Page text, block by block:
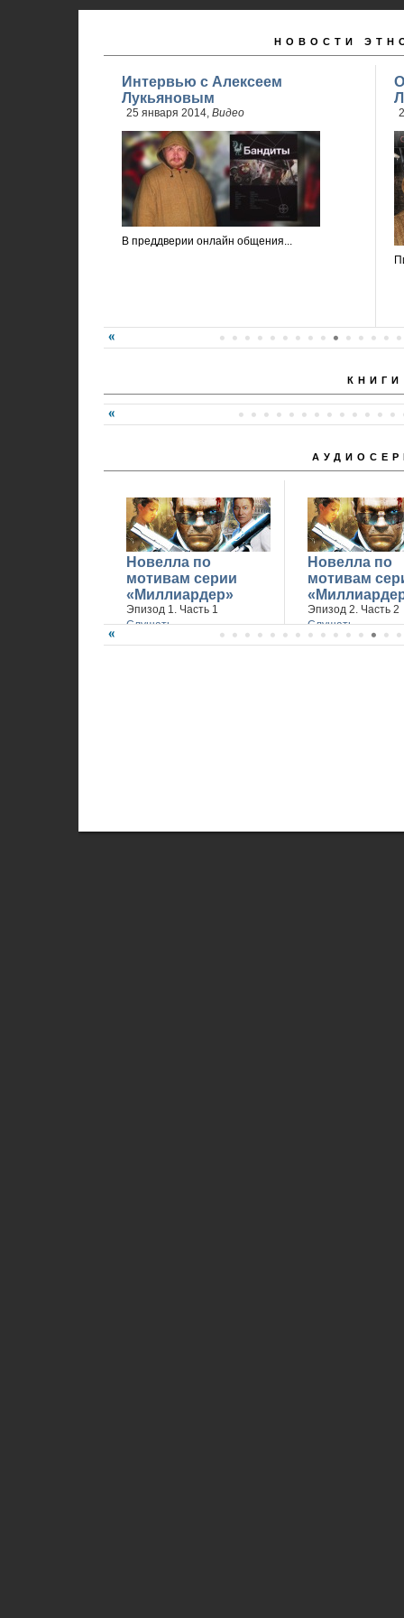
НОВОСТИ
Интервью с Алексеем
Лукьяновым
25 января 2014, Видео
В преддверии онлайн общения...
КНИГИ
Новелла по
мотивам серии
«Миллиардер»
Эпизод 1. Часть 1
Слушать
Новелла по
мотивам
Эпизод 2. Часть 2
Слушать